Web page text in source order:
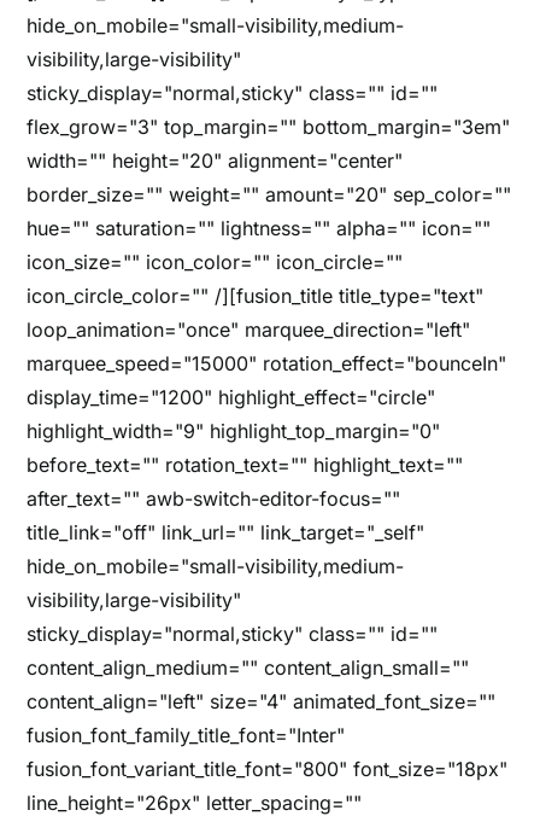
hide_on_mobile="small-visibility,medium-
visibility,large-visibility"
sticky_display="normal,sticky" class="" id=""
flex_grow="3" top_margin="" bottom_margin="3em"
width="" height="20" alignment="center"
border_size="" weight="" amount="20" sep_color=""
hue="" saturation="" lightness="" alpha="" icon=""
icon_size="" icon_color="" icon_circle=""
icon_circle_color="" /][fusion_title title_type="text"
loop_animation="once" marquee_direction="left"
marquee_speed="15000" rotation_effect="bounceIn"
display_time="1200" highlight_effect="circle"
highlight_width="9" highlight_top_margin="0"
before_text="" rotation_text="" highlight_text=""
after_text="" awb-switch-editor-focus=""
title_link="off" link_url="" link_target="_self"
hide_on_mobile="small-visibility,medium-
visibility,large-visibility"
sticky_display="normal,sticky" class="" id=""
content_align_medium="" content_align_small=""
content_align="left" size="4" animated_font_size=""
fusion_font_family_title_font="Inter"
fusion_font_variant_title_font="800" font_size="18px"
line_height="26px" letter_spacing=""